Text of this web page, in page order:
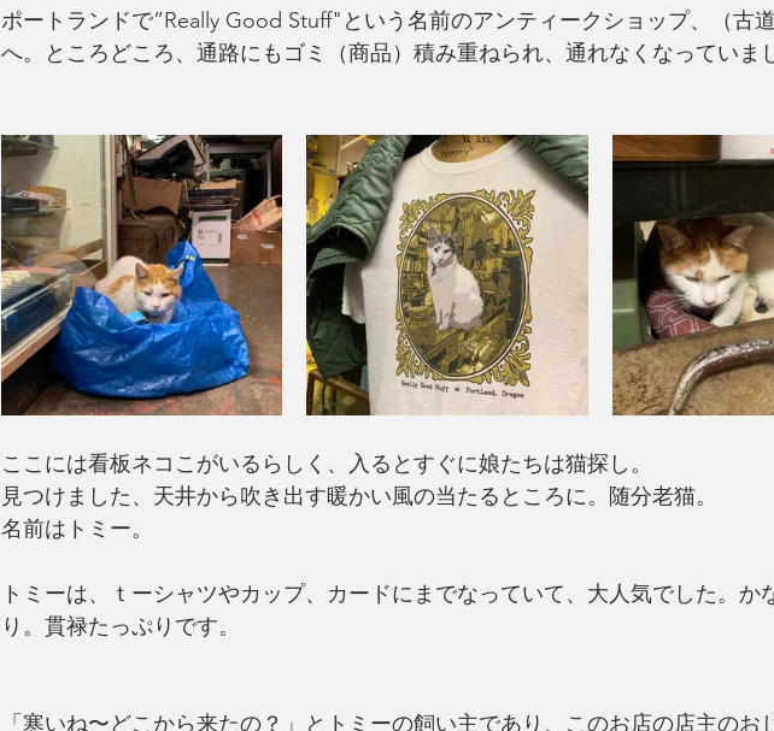
ポートランドで”Really Good Stuff"という名前のアンティークショップ、（古道
へ。ところどころ、通路にもゴミ（商品）積み重ねられ、通れなくなっていま
ここには看板ネコこがいるらしく、入るとすぐに娘たちは猫探し。
見つけました、天井から吹き出す暖かい風の当たるところに。随分老猫。
名前はトミー。
トミーは、ｔーシャツやカップ、カードにまでなっていて、大人気でした。か
り。貫禄たっぷりです。
「寒いね〜どこから来たの？」とトミーの飼い主であり、このお店の店主のお